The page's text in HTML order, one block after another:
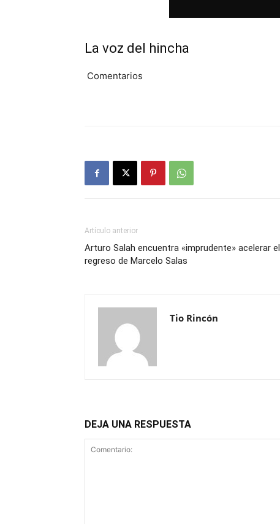
La voz del hincha
Comentarios
Artículo anterior
Arturo Salah encuentra «imprudente» acelerar el
regreso de Marcelo Salas
Tio Rincón
DEJA UNA RESPUESTA